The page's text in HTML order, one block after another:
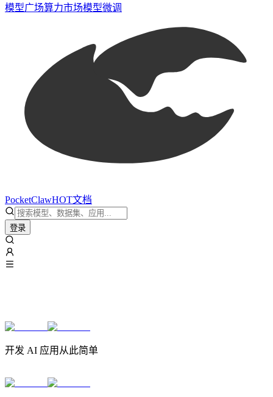
模型广场算力市场模型微调
PocketClawHOT文档
登录
开发 AI 应用从此简单